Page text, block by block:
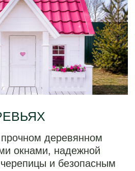
деревянном
надежной
и безопасным
по
вагонкой
безопасным
обеспечивают
комплектация:
внутренняя
от 1 920 000 ₽